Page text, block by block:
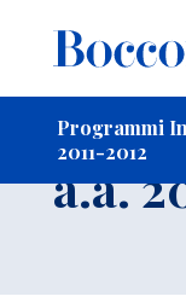
Programmi
2011-2012
-
a.a.